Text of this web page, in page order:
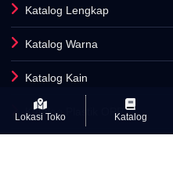
Katalog Lengkap
Katalog Warna
Katalog Kain
Katalog Plastik OPP
Lokasi Toko Katalog